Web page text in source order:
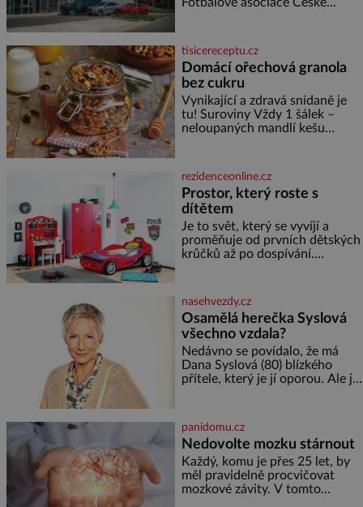
Fotbalové asociace České
asociace, reprezentačních týmů
i českého fotbalu v regionech.
Partner
tisicereceptu.cz
Domácí ořechová granola
bez cukru
Vynikající a zdravá snídaně je
tu! Suroviny Vždy 1 šálek –
neloupaných mandlí kešu
semínek dýně rozinek 3 šálky
ovesných vloček 1 lžíce mlet
rezidenceonline.cz
Prostor, který roste s
dítětem
Je to svět, který se vyvíjí a
proměňuje od prvních dětských
krůčků až po dospívání.
soustředění i odpočinek a
reaguje na každou etapu života
a specifické potřeby dítěte. Pro
nejmenší je klíčová
jednoduchost, měkkost a
bezpečí, proto by pokoj
miminka měl působit především
nasehvezdy.cz
Osamělá herečka Syslová
všechno vzdala?
Nedávno se povídalo, že má
Dana Syslová (80) blízkého
přítele, který je jí oporou. Ale je
častěji mluví o svém odchodu.
Dohnala ji snad samota? Půs
panidomu.cz
Nedovolte mozku stárnout
Každý, komu je přes 25 let, by
měl pravidelně procvičovat
mozkové závity. V tomto